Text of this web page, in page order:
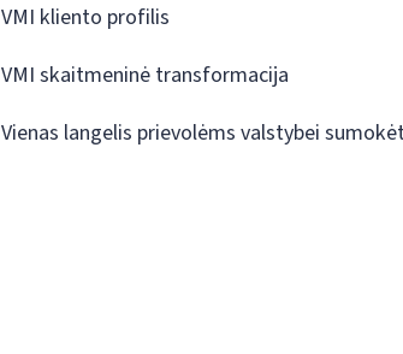
VMI kliento profilis
VMI skaitmeninė transformacija
Vienas langelis prievolėms valstybei